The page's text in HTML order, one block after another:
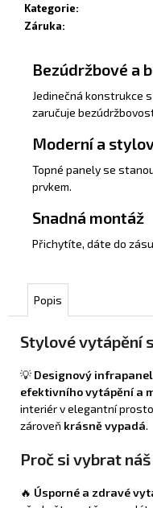
Kategorie:
Záruka:
Bezúdržbové a
Jedinečná konstrukce
zaručuje
Moderní a
Topné panely se
prvkem.
Snadná montáž
Přichytíte, dáte do
Popis
Stylové vytápění
💡 Designový
efektivního vytápění a
interiér v elegantní
zároveň krásně vypadá.
Proč si vybrat
🔥 Úsporné a zdravé